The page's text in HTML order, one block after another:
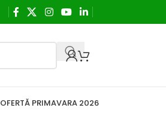
OFERTĂ PRIMAVARA 2026